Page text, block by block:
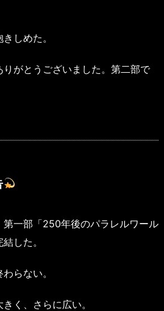
しめた。
りがとうございました。第二部で
第一部「250年後のパラレルワール
した。
らない。
く、さらに広い。